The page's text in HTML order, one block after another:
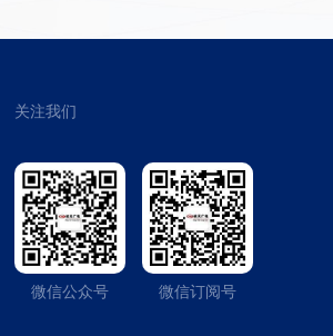
关注我们
微信公众号 微信订阅号